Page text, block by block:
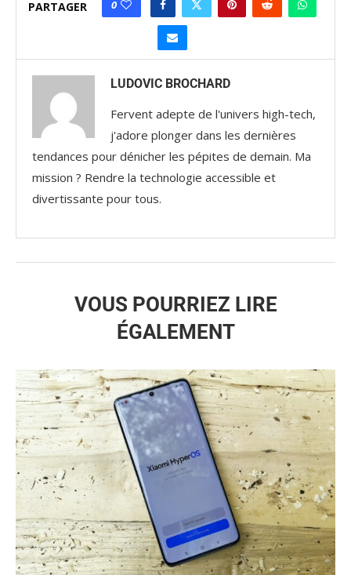
PARTAGER 0
LUDOVIC BROCHARD
Fervent adepte de l'univers high-tech,
j'adore plonger dans les dernières
tendances pour dénicher les pépites de demain. Ma
mission ? Rendre la technologie accessible et
divertissante pour tous.
VOUS POURRIEZ LIRE
ÉGALEMENT